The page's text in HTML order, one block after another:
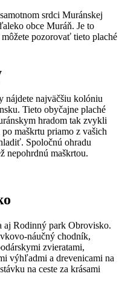
srdci Muránskej
obce Muráň. Je to
pozorovať tieto plaché
nájdete najväčšiu kolóniu
Tieto obyčajne plaché
hradom tak zvykli
maškrtu priamo z vašich
Spoločnú ohradu
nepohrdnú maškrtou.
aj Rodinný park Obrovisko.
náučný chodník,
zvieratami,
výhľadmi a drevenicami na
na ceste za krásami